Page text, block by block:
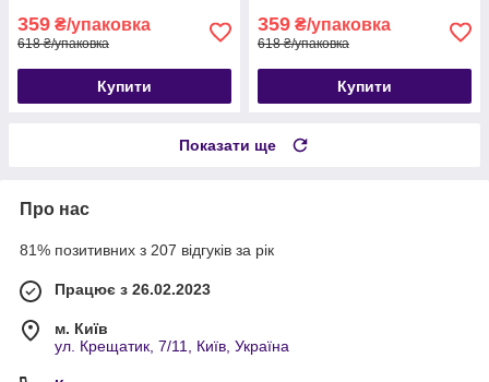
359 ₴/упаковка
618 ₴/упаковка
Купити
359 ₴/упаковка
618 ₴/упаковка
Купити
Показати ще
Про нас
81% позитивних з 207 відгуків за рік
Працює з 26.02.2023
м. Київ
ул. Крещатик, 7/11, Київ, Україна